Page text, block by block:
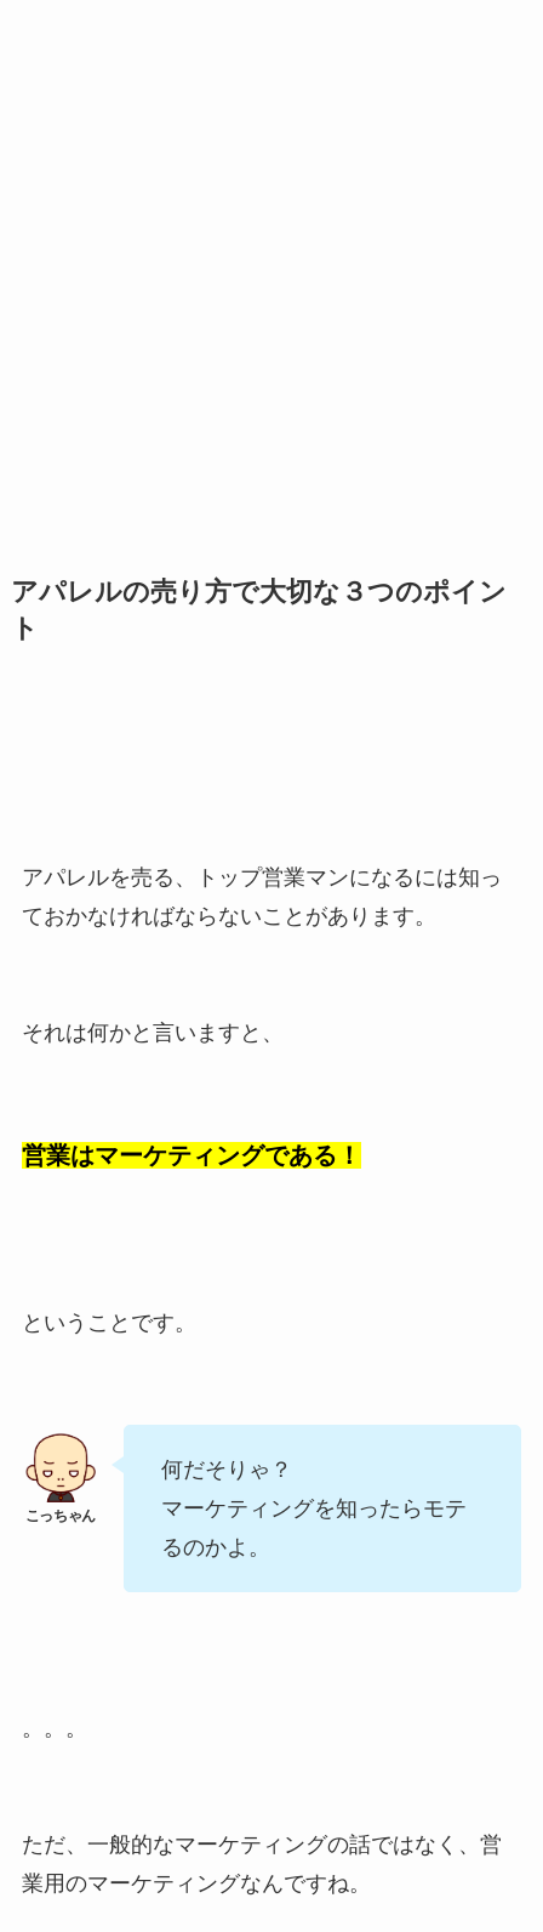
アパレルの売り方で大切な３つのポイン
ト
アパレルを売る、トップ営業マンになるには知っ
ておかなければならないことがあります。
それは何かと言いますと、
営業はマーケティングである！
ということです。
何だそりゃ？
マーケティングを知ったらモテ
るのかよ。
。。。
ただ、一般的なマーケティングの話ではなく、営
業用のマーケティングなんですね。